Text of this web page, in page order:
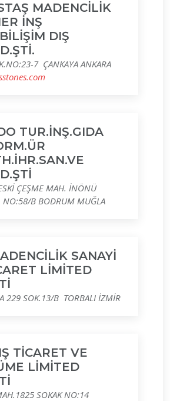
MADENCİLİK
İNŞ
DIŞ
7 ÇANKAYA ANKARA
TUR.İNŞ.GIDA
ÇEŞME MAH. İNÖNÜ
NO:58/B BODRUM MUĞLA
SANAYİ
LİMİTED
229 SOK.13/B TORBALI İZMİR
TİCARET VE
LİMİTED
SOKAK NO:14